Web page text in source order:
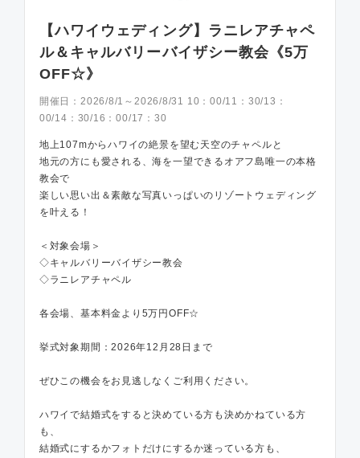
【ハワイウェディング】ラニレアチャペ
ル＆キャルバリーバイザシー教会《5万
OFF☆》
開催日： 2026/8/1～2026/8/31 10：00/11：30/13：
00/14：30/16：00/17：30
地上107mからハワイの絶景を望む天空のチャペルと
地元の方にも愛される、海を一望できるオアフ島唯一の本格
教会で
楽しい思い出＆素敵な写真いっぱいのリゾートウェディング
を叶える！
＜対象会場＞
◇キャルバリーバイザシー教会
◇ラニレアチャペル
各会場、基本料金より5万円OFF☆
挙式対象期間：2026年12月28日まで
ぜひこの機会をお見逃しなくご利用ください。
ハワイで結婚式をすると決めている方も決めかねている方
も、
結婚式にするかフォトだけにするか迷っている方も、